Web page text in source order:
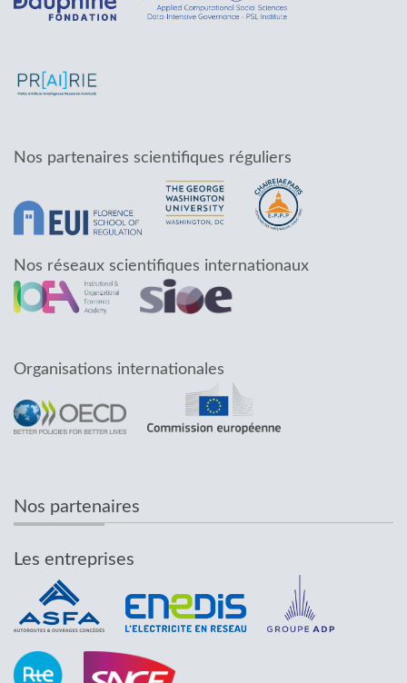
Nos partenaires scientifiques réguliers
Nos réseaux scientifiques internationaux
Organisations internationales
Nos partenaires
Les entreprises